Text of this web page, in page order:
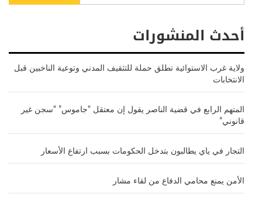
أحدث المنشورات
ولاية غرب الاستوائية تطلق حملة للتثقيف المدني وتوعية الناخبين قبل
الانتخابات
المتهم الرابع في قضية الناصر يقول إن معتقل “جاموس” “سجن غير
قانوني”
التجار في ياي يطالبون بتدخل الحكومات بسبب ارتفاع الأسعار
الأمن يمنع محامي الدفاع من لقاء مشار